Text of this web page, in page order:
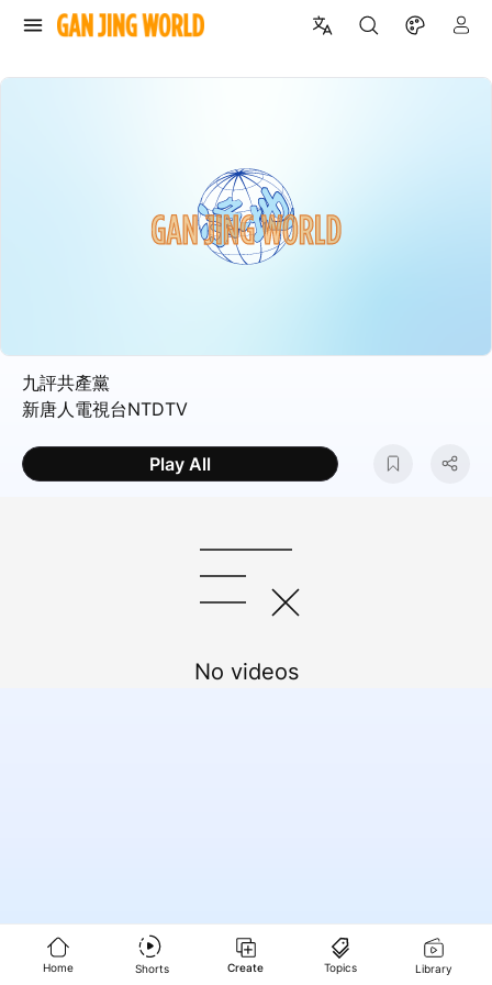
九評共產黨
新唐人電視台NTDTV
Play All
No videos
Home Shorts Create Topics Library